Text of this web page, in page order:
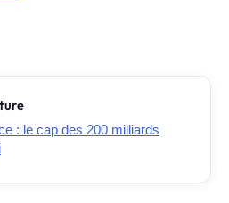
: le cap des 200 milliards